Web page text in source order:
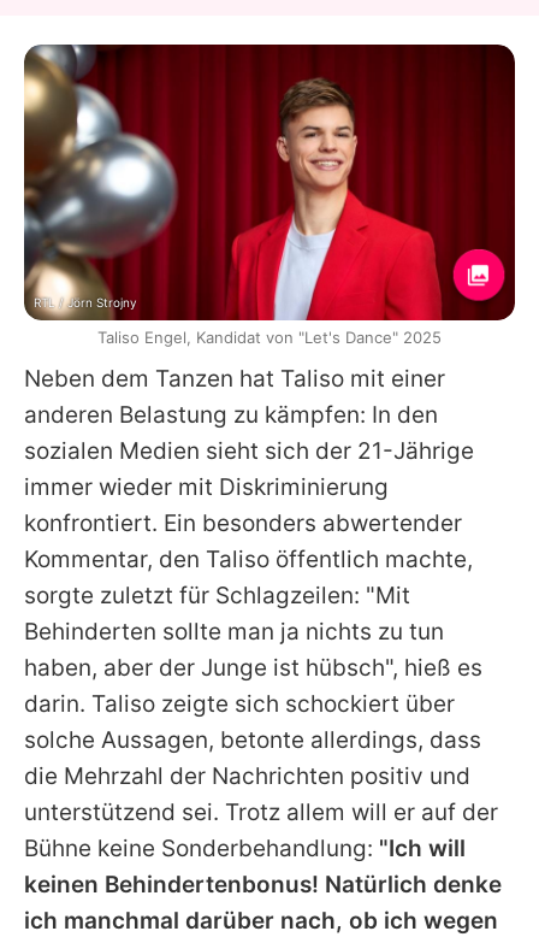
Neben dem Tanzen hat Taliso mit einer
anderen Belastung zu kämpfen: In den
sozialen Medien sieht sich der 21-Jährige
immer wieder mit Diskriminierung
konfrontiert. Ein besonders abwertender
Kommentar, den Taliso öffentlich machte,
sorgte zuletzt für Schlagzeilen: "Mit
Behinderten sollte man ja nichts zu tun
haben, aber der Junge ist hübsch", hieß es
darin. Taliso zeigte sich schockiert über
solche Aussagen, betonte allerdings, dass
die Mehrzahl der Nachrichten positiv und
unterstützend sei. Trotz allem will er auf der
Bühne keine Sonderbehandlung: "Ich will
keinen Behindertenbonus! Natürlich denke
ich manchmal darüber nach, ob ich wegen
RTL / Jörn Strojny
Taliso Engel, Kandidat von "Let's Dance" 2025